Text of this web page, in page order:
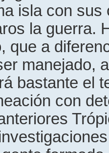
isla con
la guerra.
que a
manejado,
bastante el
con